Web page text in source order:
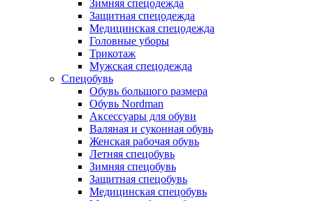
Зимняя спецодежда
Защитная спецодежда
Медицинская спецодежда
Головные уборы
Трикотаж
Мужская спецодежда
Спецобувь
Обувь большого размера
Обувь Nordman
Аксессуары для обуви
Валяная и суконная обувь
Женская рабочая обувь
Летняя спецобувь
Зимняя спецобувь
Защитная спецобувь
Медицинская спецобувь